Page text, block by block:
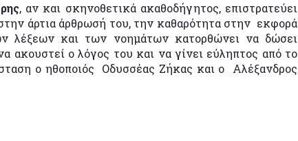
, αν και σκηνοθετικά ακαθοδήγητος, επιστρατεύει
άρτια άρθρωσή του, την καθαρότητα στην εκφορά
λέξεων και των νοημάτων κατορθώνει να δώσει
ακουστεί ο λόγος του και να γίνει εύληπτος από το
ο ηθοποιός Οδυσσέας Ζήκας και ο Αλέξανδρος